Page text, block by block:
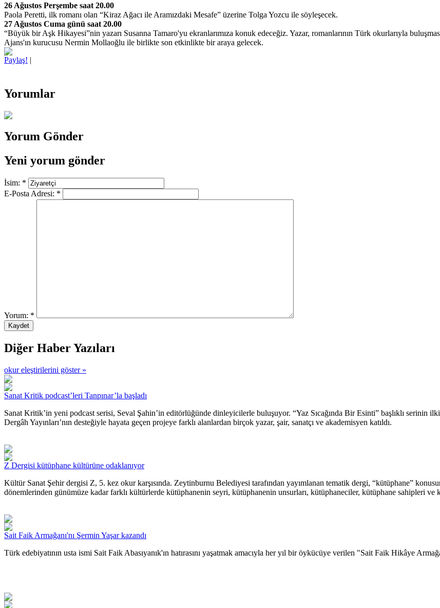
26 Ağustos Perşembe saat 20.00
Paola Peretti, ilk romanı olan “Kiraz Ağacı ile Aramızdaki Mesafe” üzerine Tolga Yozcu ile söyleşecek.
27 Ağustos Cuma günü saat 20.00
“Büyük bir Aşk Hikayesi”nin yazarı Susanna Tamaro'yu ekranlarımıza konuk edeceğiz. Yazar, romanlarının Türk okurlarıyla
Ajans'ın kurucusu Nermin Mollaoğlu ile birlikte son etkinlikte bir araya gelecek.
Paylaş! |
Yorumlar
Yorum Gönder
Yeni yorum gönder
İsim: *
E-Posta Adresi: *
Yorum: *
Diğer Haber Yazıları
okur eleştirilerini göster »
Sanat Kritik podcast’leri Tanpınar’la başladı
Sanat Kritik’in yeni podcast serisi, Seval Şahin’in editörlüğünde dinleyicilerle buluşuyor. “Yaz Sıcağında Bir Esinti” başlıklı serinin
Dergâh Yayınları’nın desteğiyle hayata geçen projeye farklı alanlardan birçok yazar, şair, sanatçı ve akademisyen katıldı.
Z Dergisi kütüphane kültürüne odaklanıyor
Kültür Sanat Şehir dergisi Z, 5. kez okur karşısında. Zeytinburnu Belediyesi tarafından yayımlanan tematik dergi, “kütüphane”
dönemlerinden günümüze kadar farklı kültürlerde kütüphanenin seyri, kütüphanenin unsurları, kütüphaneciler, kütüphane sahipleri ve
Sait Faik Armağanı'nı Şermin Yaşar kazandı
Türk edebiyatının usta ismi Sait Faik Abasıyanık'ın hatırasını yaşatmak amacıyla her yıl bir öykücüye verilen "Sait Faik Hikâye